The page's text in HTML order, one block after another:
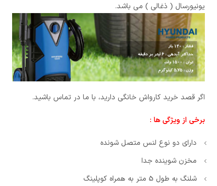
یونیورسال ( ذغالی ) می باشد.
اگر قصد خرید کارواش خانگی دارید، با ما در تماس باشید.
برخی از ویژگی ها :
دارای دو نوع لنس متصل شونده
مخزن شوینده جدا
شلنگ به طول 5 متر به همراه کوپلینگ